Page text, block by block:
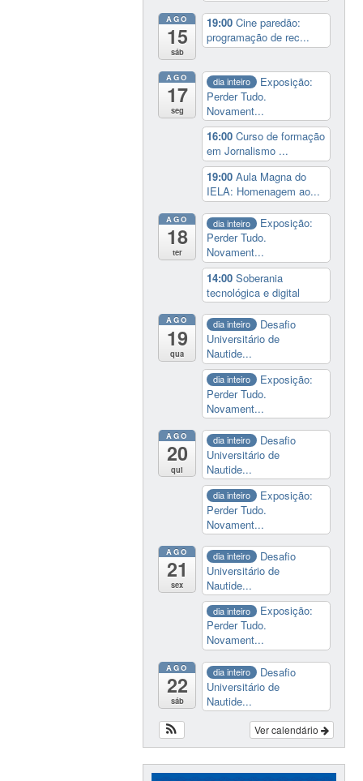
AGO
15
sáb
19:00Cine paredão:
programação de rec...
AGO
17
seg
dia inteiro
Exposição:
Perder Tudo.
Novament...
16:00Curso de formação
em Jornalismo ...
19:00Aula Magna do
IELA: Homenagem ao...
AGO
18
ter
dia inteiro
Exposição:
Perder Tudo.
Novament...
14:00Soberania
tecnológica e digital
AGO
19
qua
dia inteiro
Desafio
Universitário de
Nautide...
dia inteiro
Exposição:
Perder Tudo.
Novament...
AGO
20
qui
dia inteiro
Desafio
Universitário de
Nautide...
dia inteiro
Exposição:
Perder Tudo.
Novament...
AGO
21
sex
dia inteiro
Desafio
Universitário de
Nautide...
dia inteiro
Exposição:
Perder Tudo.
Novament...
AGO
22
sáb
dia inteiro
Desafio
Universitário de
Nautide...
Ver calendário